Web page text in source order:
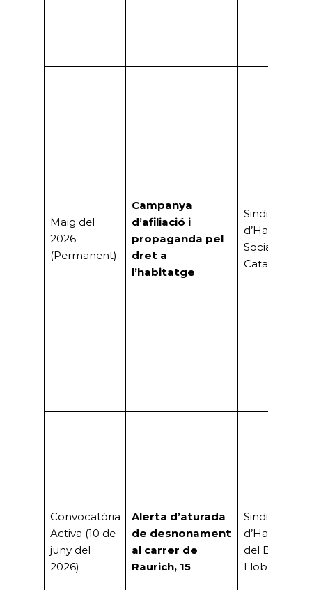
Maig del
2026
(Permanent)
Campanya
d’afiliació i
propaganda pel
dret a
l’habitatge
Sindicat
d’Habitatge
Socialista de
Catalunya
Convocatòria
Activa (10 de
juny del
2026)
Alerta d’aturada
de desnonament
al carrer de
Raurich, 15
Sindicat
d’Habitatge
del Baix
Llobregat